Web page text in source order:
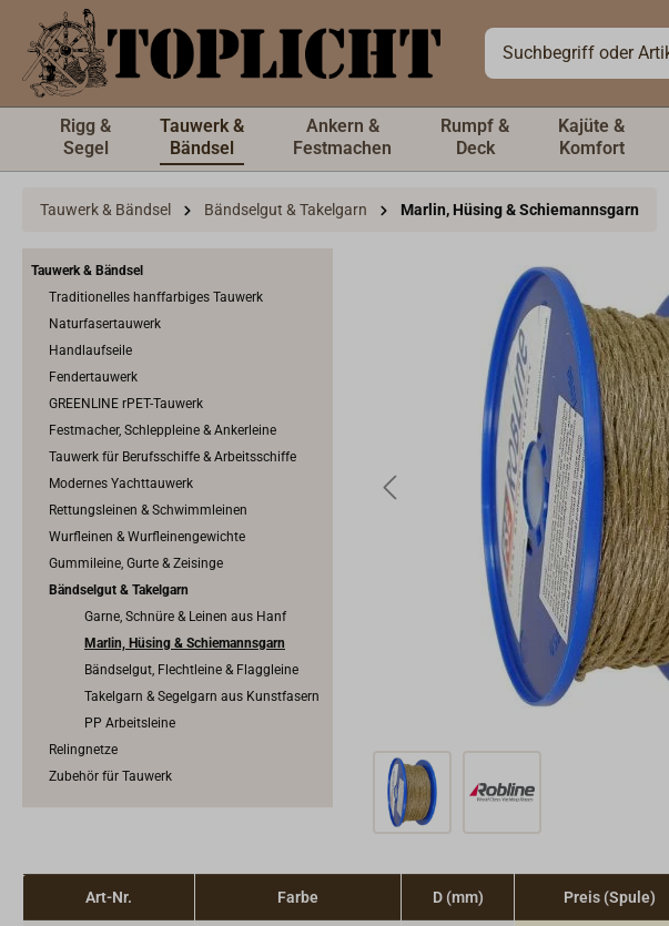
springen
Rigg &
Segel
Tauwerk &
Bändsel
Ankern &
Festmachen
Rumpf &
Deck
Kajüte &
Komfort
Tauwerk & Bändsel Bändselgut & Takelgarn Marlin, Hüsing & Schiemannsgarn
Tauwerk & Bändsel
Traditionelles hanffarbiges Tauwerk
Naturfasertauwerk
Handlaufseile
Fendertauwerk
GREENLINE rPET-Tauwerk
Festmacher, Schleppleine & Ankerleine
Tauwerk für Berufsschiffe & Arbeitsschiffe
Modernes Yachttauwerk
Rettungsleinen & Schwimmleinen
Wurfleinen & Wurfleinengewichte
Gummileine, Gurte & Zeisinge
Bändselgut & Takelgarn
Garne, Schnüre & Leinen aus Hanf
Marlin, Hüsing & Schiemannsgarn
Bändselgut, Flechtleine & Flaggleine
Takelgarn & Segelgarn aus Kunstfasern
PP Arbeitsleine
Relingnetze
Zubehör für Tauwerk
Art-Nr. Farbe D (mm) Preis (Spule)